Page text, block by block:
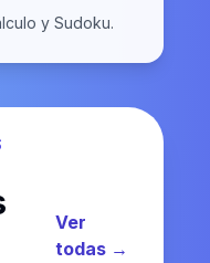
y Sudoku.
Ver
todas →